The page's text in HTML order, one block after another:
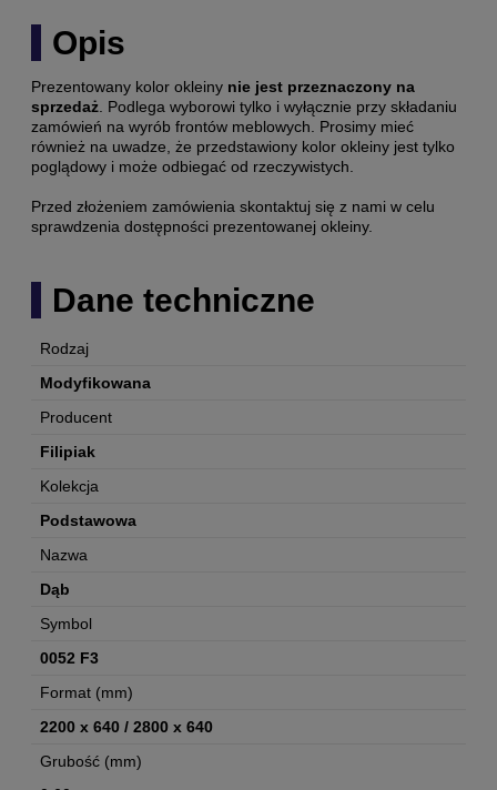
Opis
Prezentowany kolor okleiny nie jest przeznaczony na
sprzedaż . Podlega wyborowi tylko i wyłącznie przy składaniu
zamówień na wyrób frontów meblowych. Prosimy mieć
również na uwadze, że przedstawiony kolor okleiny jest tylko
poglądowy i może odbiegać od rzeczywistych.
Przed złożeniem zamówienia skontaktuj się z nami w celu
sprawdzenia dostępności prezentowanej okleiny.
Dane techniczne
Rodzaj
Modyfikowana
Producent
Filipiak
Kolekcja
Podstawowa
Nazwa
Dąb
Symbol
0052 F3
Format (mm)
2200 x 640 / 2800 x 640
Grubość (mm)